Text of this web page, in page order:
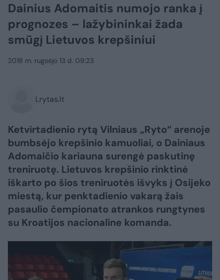
Dainius Adomaitis numojo ranka į
prognozes – lažybininkai žada
smūgį Lietuvos krepšiniui
2018 m. rugsėjo 13 d. 09:23
Lrytas.lt
Ketvirtadienio rytą Vilniaus „Ryto“ arenoje
bumbsėjo krepšinio kamuoliai, o Dainiaus
Adomaičio kariauna surengė paskutinę
treniruotę. Lietuvos krepšinio rinktinė
iškarto po šios treniruotės išvyks į Osijeko
miestą, kur penktadienio vakarą žais
pasaulio čempionato atrankos rungtynes
su Kroatijos nacionaline komanda.